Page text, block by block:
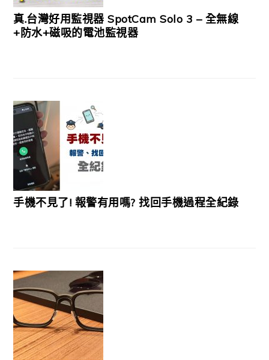
真.台灣好用監視器 SpotCam Solo 3 – 全無線
+防水+磁吸的電池監視器
手機不見了! 報警有用嗎? 找回手機過程全紀錄